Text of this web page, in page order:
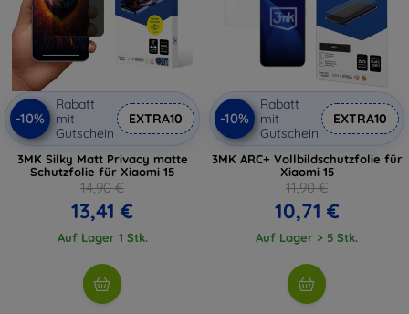
-10%
Rabatt
mit
Gutschein
EXTRA10
3MK Silky Matt Privacy matte
Schutzfolie für Xiaomi 15
14,90 €
13,41 €
Auf Lager 1 Stk.
-10%
Rabatt
mit
Gutschein
EXTRA10
3MK ARC+ Vollbildschutzfolie für
Xiaomi 15
11,90 €
10,71 €
Auf Lager > 5 Stk.